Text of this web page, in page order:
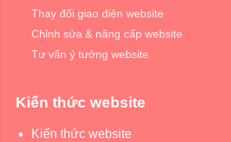
Thay đổi giao diện website
Chỉnh sửa & nâng cấp website
Tư vấn ý tưởng website
Kiến thức website
Kiến thức website